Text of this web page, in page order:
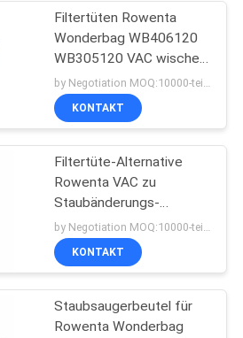
Filtertüten Rowenta
Wonderbag WB406120
WB305120 VAC wischen
Ersatz-Tasche ab
by Negotiation MOQ:10000-teilig/Stücke
KONTAKT
Filtertüte-Alternative
Rowenta VAC zu
Staubänderungs-
Stofftasche Wonderbag
nicht gesponnener
KONTAKT
Staubsaugerbeutel für
Rowenta Wonderbag